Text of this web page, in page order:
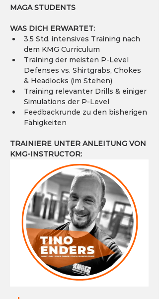
MAGA STUDENTS
WAS DICH ERWARTET:
3,5 Std. intensives Training nach
dem KMG Curriculum
Training der meisten P-Level
Defenses vs. Shirtgrabs, Chokes
& Headlocks (im Stehen)
Training relevanter Drills & einiger
Simulations der P-Level
Feedbackrunde zu den bisherigen
Fähigkeiten
TRAINIERE UNTER ANLEITUNG VON
KMG-INSTRUCTOR: